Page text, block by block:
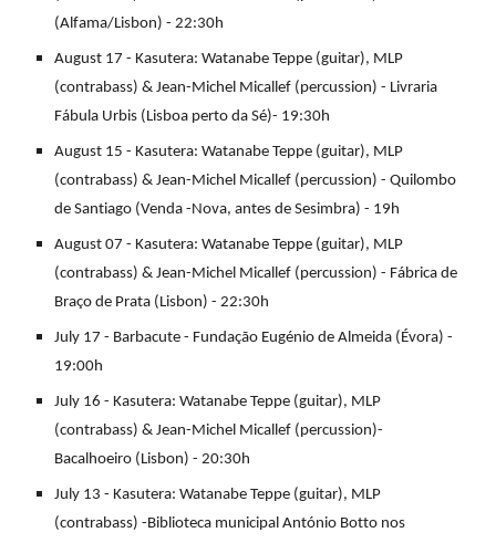
(Alfama/Lisbon) - 22:30h
August 17 - Kasutera: Watanabe Teppe (guitar), MLP
(contrabass) & Jean-Michel Micallef (percussion) - Livraria
Fábula Urbis (Lisboa perto da Sé)- 19:30h
August 15 - Kasutera: Watanabe Teppe (guitar), MLP
(contrabass) & Jean-Michel Micallef (percussion) - Quilombo
de Santiago (Venda -Nova, antes de Sesimbra) - 19h
August 07 - Kasutera: Watanabe Teppe (guitar), MLP
(contrabass) & Jean-Michel Micallef (percussion) - Fábrica de
Braço de Prata (Lisbon) - 22:30h
July 17 - Barbacute - Fundação Eugénio de Almeida (Évora) -
19:00h
July 16 - Kasutera: Watanabe Teppe (guitar), MLP
(contrabass) & Jean-Michel Micallef (percussion)-
Bacalhoeiro (Lisbon) - 20:30h
July 13 - Kasutera: Watanabe Teppe (guitar), MLP
(contrabass) -Biblioteca municipal António Botto nos